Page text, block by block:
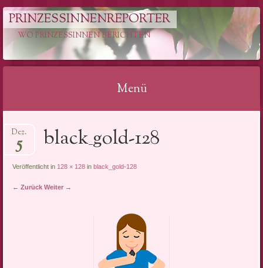
PRINZESSINNENREPORTER
WO PRINZESSINNEN BERICHTEN
Menü
zum
Inhalt
black_gold-128
Dez.
5
Veröffentlicht in 128 × 128 inblack_gold-128
← Zurück Weiter →